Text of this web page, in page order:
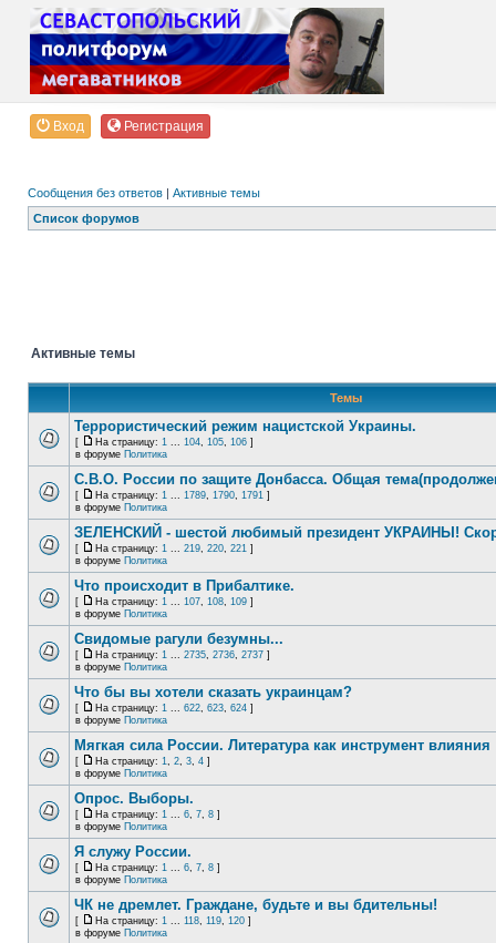
Вход Регистрация
Сообщения без ответов | Активные темы
Список форумов
Активные темы
Темы
Террористический режим нацистской Украины.
[ На страницу: 1 ... 104, 105, 106 ]
в форуме Политика
С.В.О. России по защите Донбасса. Общая
[ На страницу: 1 ... 1789, 1790, 1791 ]
в форуме Политика
ЗЕЛЕНСКИЙ - шестой любимый президент УКРАИНЫ!
[ На страницу: 1 ... 219, 220, 221 ]
в форуме Политика
Что происходит в Прибалтике.
[ На страницу: 1 ... 107, 108, 109 ]
в форуме Политика
Свидомые рагули безумны...
[ На страницу: 1 ... 2735, 2736, 2737 ]
в форуме Политика
Что бы вы хотели сказать украинцам?
[ На страницу: 1 ... 622, 623, 624 ]
в форуме Политика
Мягкая сила России. Литература как инструмент влияния
[ На страницу: 1, 2, 3, 4 ]
в форуме Политика
Опрос. Выборы.
[ На страницу: 1 ... 6, 7, 8 ]
в форуме Политика
Я служу России.
[ На страницу: 1 ... 6, 7, 8 ]
в форуме Политика
ЧК не дремлет. Граждане, будьте и вы бдительны!
[ На страницу: 1 ... 118, 119, 120 ]
в форуме Политика